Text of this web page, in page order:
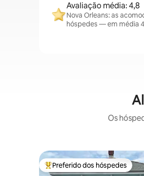
Avaliação média: 4,8
Nova Orleans: as
hóspedes — em média
Os
Entre os melhores preferidos
Preferido dos hóspedes